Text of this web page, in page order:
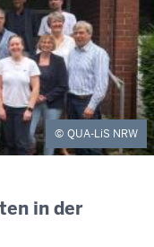
QUA-LiS NRW
in der